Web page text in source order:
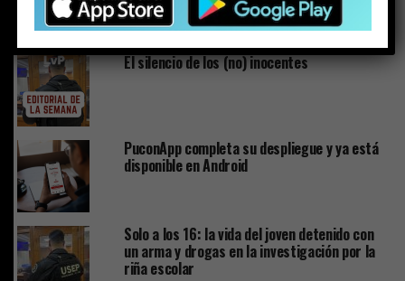
ESTO PODRÍA GUSTARTE
El silencio de los (no) inocentes
PuconApp completa su despliegue y ya está
disponible en Android
Solo a los 16: la vida del joven detenido con
un arma y drogas en la investigación por la
riña escolar